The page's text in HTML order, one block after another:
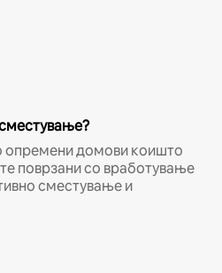
опремени домови коишто
поврзани со вработување
сместување и